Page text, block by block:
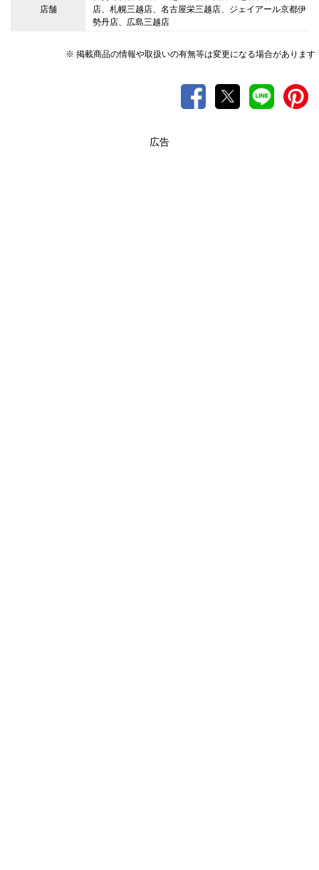
店舗
店、札幌三越店、名古屋栄三越店、ジェイアール京都伊
勢丹店、広島三越店
※ 掲載商品の情報や取扱いの有無等は変更になる場合があります
広告